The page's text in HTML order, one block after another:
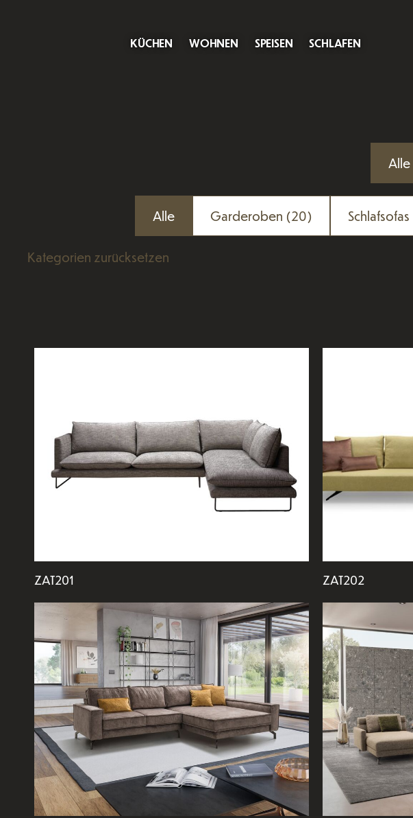
KÜCHEN WOHNEN SPEISEN SCHLAFEN
Alle
Alle Garderoben (20) Schlafsofas
Kategorien zurücksetzen
ZAT201 ZAT202